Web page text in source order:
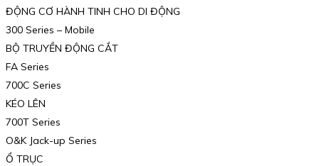
ĐỘNG CƠ HÀNH TINH CHO DI ĐỘNG
300 Series – Mobile
BỘ TRUYỀN ĐỘNG CẮT
FA Series
700C Series
KÉO LÊN
700T Series
O&K Jack-up Series
Ổ TRỤC